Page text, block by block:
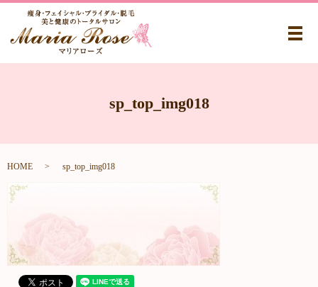
メ
sp_top_img018
HOME sp_top_img018